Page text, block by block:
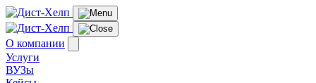
О компании
Услуги
ВУЗы